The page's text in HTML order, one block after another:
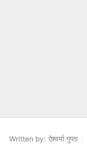
Written by: ऐश्वर्या गुप्ता